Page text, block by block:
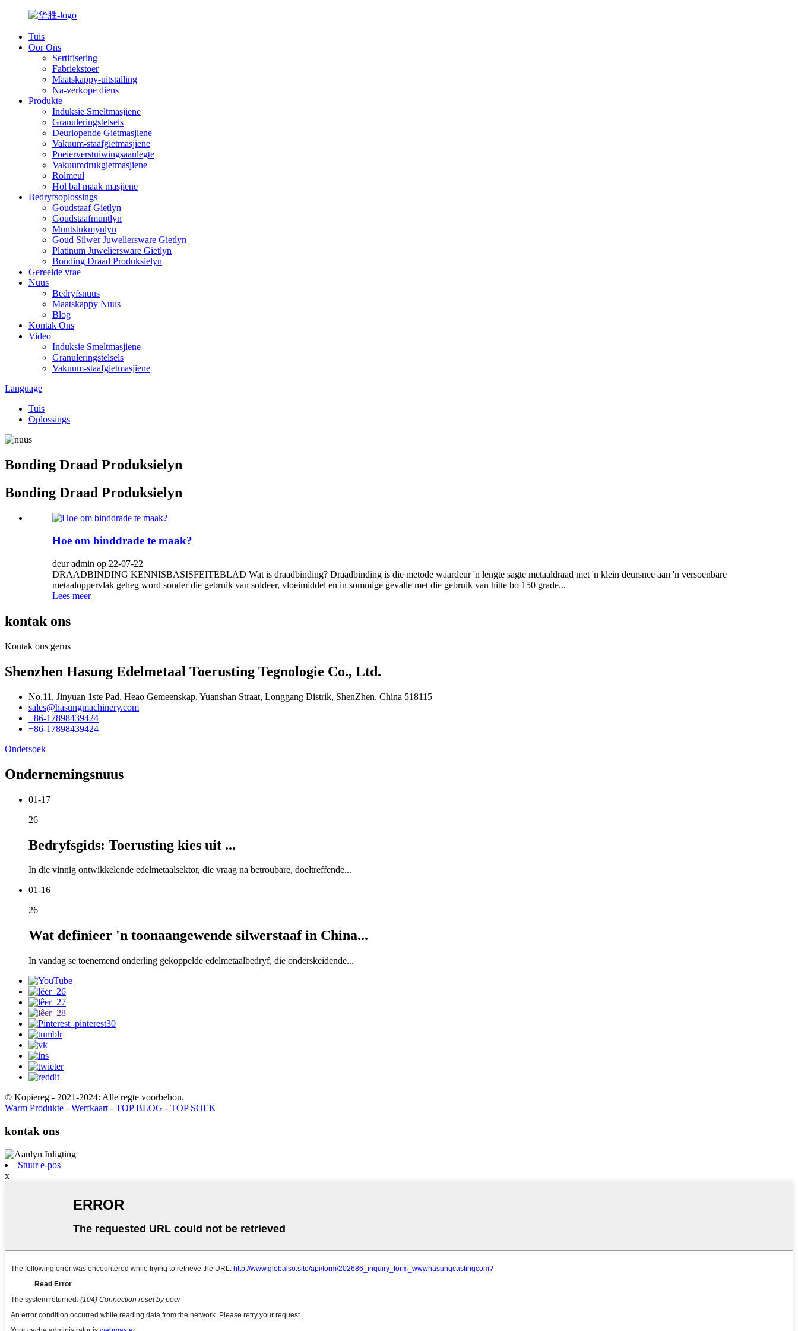
Tuis
Oor Ons
Sertifisering
Fabriekstoer
Maatskappy-uitstalling
Na-verkope diens
Produkte
Induksie Smeltmasjiene
Granuleringstelsels
Deurlopende Gietmasjiene
Vakuum-staafgietmasjiene
Poeierverstuiwingsaanlegte
Vakuumdrukgietmasjiene
Rolmeul
Hol bal maak masjiene
Bedryfsoplossings
Goudstaaf Gietlyn
Goudstaafmuntlyn
Muntstukmynlyn
Goud Silwer Juweliersware Gietlyn
Platinum Juweliersware Gietlyn
Bonding Draad Produksielyn
Gereelde vrae
Nuus
Bedryfsnuus
Maatskappy Nuus
Blog
Kontak Ons
Video
Induksie Smeltmasjiene
Granuleringstelsels
Vakuum-staafgietmasjiene
Language
Tuis
Oplossings
Bonding Draad Produksielyn
Bonding Draad Produksielyn
Hoe om binddrade te maak?
deur admin op 22-07-22
DRAADBINDING KENNISBASISFEITEBLAD Wat is draadbinding? Draadbinding is die metode waardeur 'n lengte sagte metaaldraad met 'n klein deursnee aan 'n versoenbare
metaaloppervlak geheg word sonder die gebruik van soldeer, vloeimiddel en in sommige gevalle met die gebruik van hitte bo 150 grade...
Lees meer
kontak ons
Kontak ons ​​gerus
Shenzhen Hasung Edelmetaal Toerusting Tegnologie Co., Ltd.
No.11, Jinyuan 1ste Pad, Heao Gemeenskap, Yuanshan Straat, Longgang Distrik, ShenZhen, China 518115
sales@hasungmachinery.com
+86-17898439424
+86-17898439424
Ondersoek
Ondernemingsnuus
01-17
26
Bedryfsgids: Toerusting kies uit ...
In die vinnig ontwikkelende edelmetaalsektor, die vraag na betroubare, doeltreffende...
01-16
26
Wat definieer 'n toonaangewende silwerstaaf in China...
In vandag se toenemend onderling gekoppelde edelmetaalbedryf, die onderskeidende...
© Kopiereg - 2021-2024: Alle regte voorbehou.
Warm Produkte - Werfkaart - TOP BLOG - TOP SOEK
kontak ons
Stuur e-pos
x